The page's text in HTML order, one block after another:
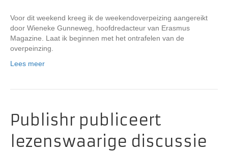
Voor dit weekend kreeg ik de weekendoverpeizing aangereikt
door Wieneke Gunneweg, hoofdredacteur van Erasmus
Magazine. Laat ik beginnen met het ontrafelen van de
overpeinzing.
Lees meer
Publishr publiceert
lezenswaarige discussie